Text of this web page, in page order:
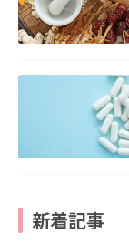
新着記事